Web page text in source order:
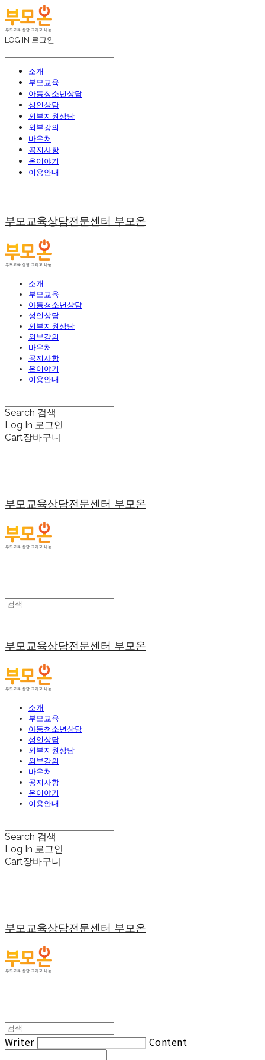
LOG IN 로그인
소개
부모교육
아동청소년상담
성인상담
외부지원상담
외부강의
바우처
공지사항
온이야기
이용안내
부모교육상담전문센터 부모온
소개
부모교육
아동청소년상담
성인상담
외부지원상담
외부강의
바우처
공지사항
온이야기
이용안내
Search 검색
Log In 로그인
Cart장바구니
부모교육상담전문센터 부모온
부모교육상담전문센터 부모온
소개
부모교육
아동청소년상담
성인상담
외부지원상담
외부강의
바우처
공지사항
온이야기
이용안내
Search 검색
Log In 로그인
Cart장바구니
부모교육상담전문센터 부모온
Writer Content